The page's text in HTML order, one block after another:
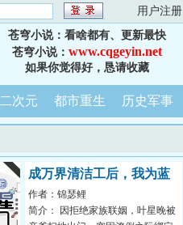
用户注册
苍穹小说：看啥都有、更新最快
苍穹小说： www.cqgeyin.net
如果你觉得好，恳请收藏
二次元 都市重生 历史军事
成万界清洁工后，我为蓝
星开天门
作者：锦瑟鲤
简介： 因拒绝家族联姻，叶星晚被